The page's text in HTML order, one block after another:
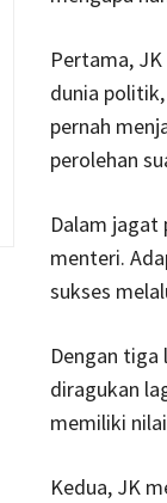
Pertama,
dunia
pernah
perolehan
Dalam jagat
menteri.
sukses
Dengan tiga
diragukan
memiliki
Kedua, JK